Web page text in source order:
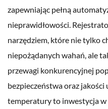
zapewniając pełną
nieprawidłowości.
narzędziem, które nie tylko
niepożądanych wahań, ale
przewagi konkurencyjnej
bezpieczeństwa oraz jakości
temperatury to inwestycja w